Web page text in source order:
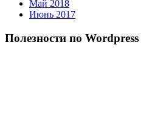
Май 2018
Июнь 2017
Полезности по Wordpress